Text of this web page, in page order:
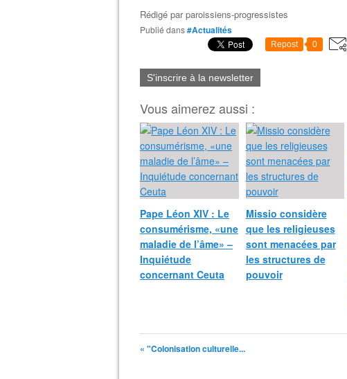
Rédigé parparoissiens-progressistes
Publié dans#Actualités
Repost 0
S'inscrire à la newsletter
Vous aimerez aussi :
Pape Léon XIV : Le
consumérisme, «une
maladie de l’âme» –
Inquiétude
concernant Ceuta
Missio considère
que les religieuses
sont menacées par
les structures de
pouvoir
« "Colonisation culturelle...